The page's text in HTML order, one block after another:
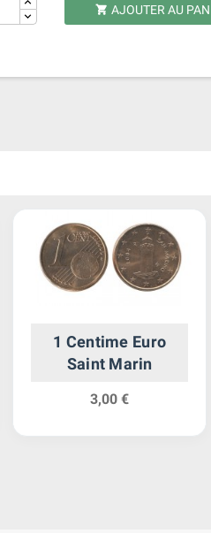
 AJOUTER AU
1 Centime Euro
Saint Marin
3,00 €